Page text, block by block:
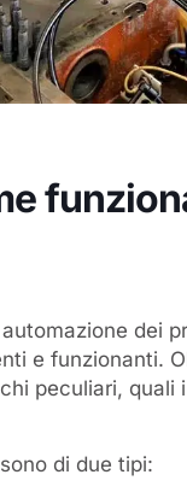
dei
e funzionanti.
peculiari,
di due tipi: